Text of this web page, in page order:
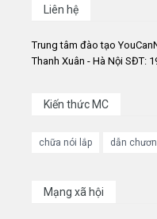
Liên hệ
Trung tâm đào tạo
Thanh Xuân - Hà Nội SĐT:
Kiến thức MC
chữa nói lắp dẫn
Mạng xã hội